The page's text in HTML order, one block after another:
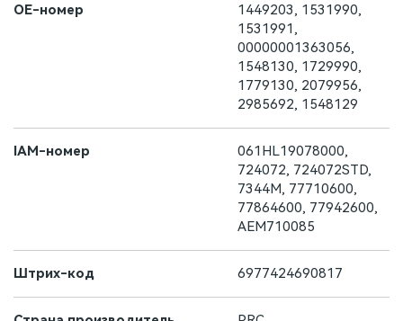
OE-номер
1449203, 1531990,
1531991,
00000001363056,
1548130, 1729990,
1779130, 2079956,
2985692, 1548129
IAM-номер
061HL19078000,
724072, 724072STD,
7344M, 77710600,
77864600, 77942600,
AEM710085
Штрих-код 6977424690817